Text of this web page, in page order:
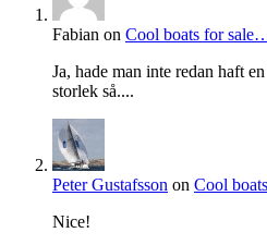
Fabian on Cool boats for
Ja, hade man inte redan haft
storlek så....
Peter Gustafsson on Cool
Nice!